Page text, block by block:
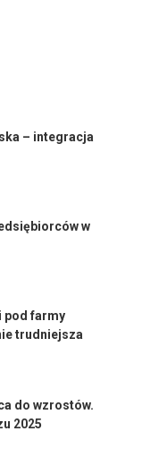
– integracja
w
pod farmy
trudniejsza
do wzrostów.
2025